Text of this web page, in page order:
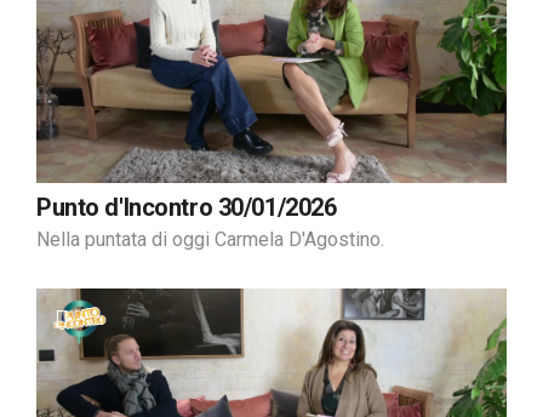
Punto d'Incontro 30/01/2026
Nella puntata di oggi Carmela D'Agostino.